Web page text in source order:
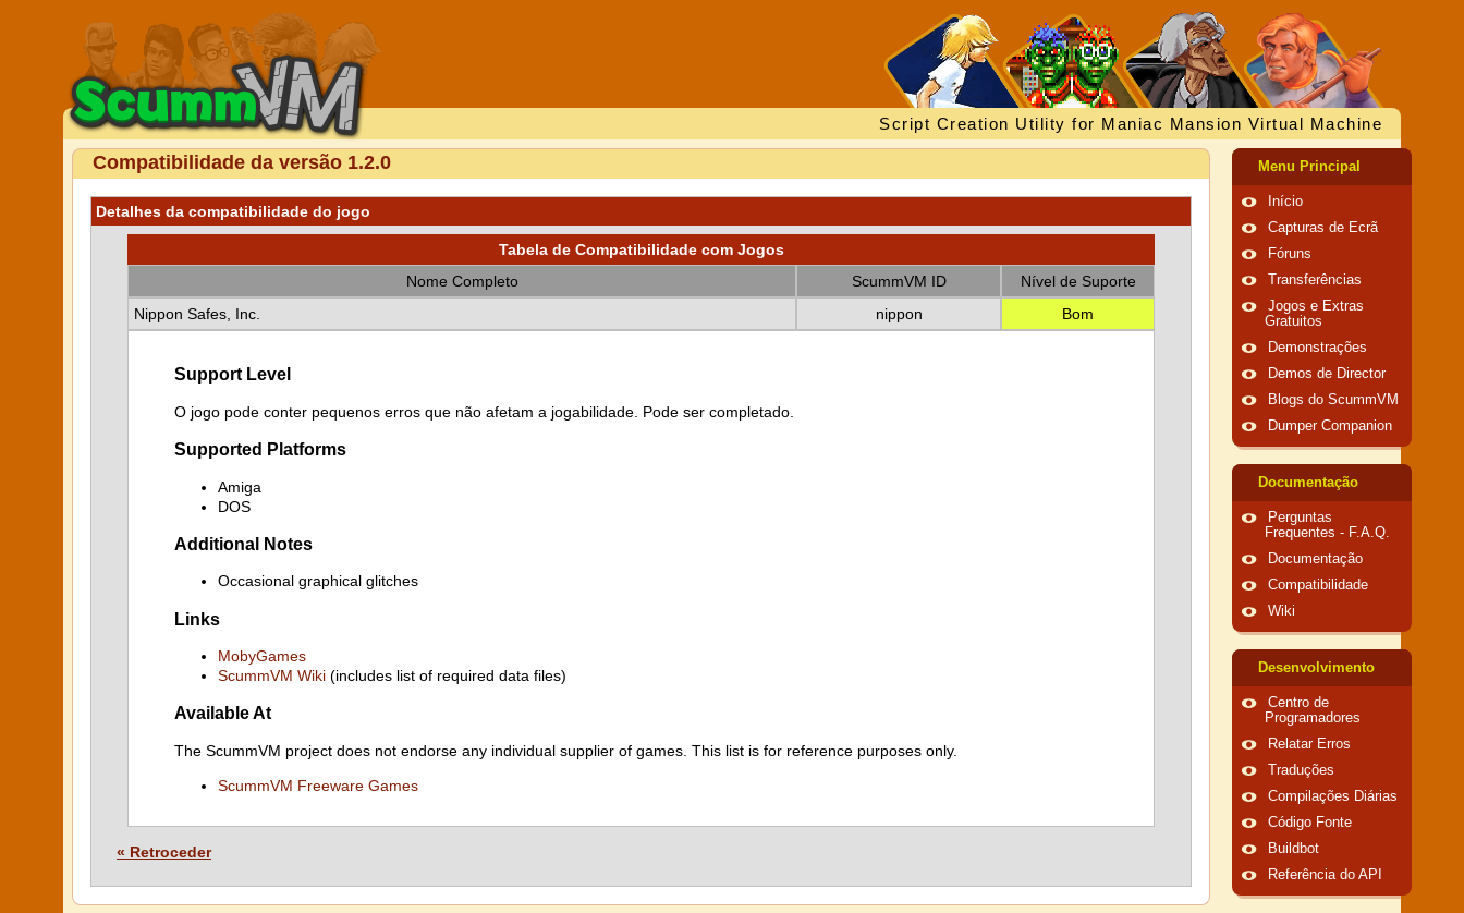
Script Creation Utility for Maniac Mansion Virtual Machine
Compatibilidade da versão 1.2.0
Detalhes da compatibilidade do jogo
Tabela de Compatibilidade com Jogos
Nome Completo
ScummVM ID
Nível de Suporte
Nippon Safes, Inc.
nippon Bom
Support Level
O jogo pode conter pequenos erros que não afetam a jogabilidade. Pode ser completado.
Supported Platforms
Amiga
DOS
Additional Notes
Occasional graphical glitches
Links
MobyGames
ScummVM Wiki (includes list of required data files)
Available At
The ScummVM project does not endorse any individual supplier of games. This list is for reference purposes only.
ScummVM Freeware Games
« Retroceder
Menu Principal
Início
Capturas de Ecrã
Fóruns
Transferências
Jogos e Extras
Gratuitos
Demonstrações
Demos de Director
Blogs do ScummVM
Dumper Companion
Documentação
Perguntas
Frequentes - F.A.Q.
Documentação
Compatibilidade
Wiki
Desenvolvimento
Centro de
Programadores
Relatar Erros
Traduções
Compilações Diárias
Código Fonte
Buildbot
Referência do API